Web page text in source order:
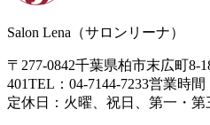
Salon Lena（サロンリーナ）
〒277-0842千葉県柏市末広町8-
401TEL：04-7144-7233営業時間
定休日：火曜、祝日、第一・第